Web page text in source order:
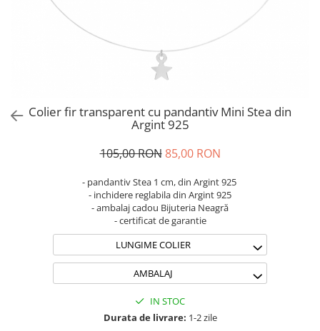
Coliere Transparente cu Stea
Coliere Transparente cu Soare
Coliere Transparente cu Semilună
Coliere Transparente cu Zodii
Coliere Transparente cu Flori
Coliere Transparente cu Molecule
Coliere Transparente cu Pietre
Coliere Transparente Diverse
Lănțișoare cu Inimioare
Lănțișoare cu Cruce
Lănțișoare cu Stea
Lănțișoare cu Semilună
Brățări din Argint cu pietre
semiprețioase
Brățări elastice cu pietre
Colier fir transparent cu pandantiv Mini Stea din
Argint 925
105,00 RON 85,00 RON
- pandantiv Stea 1 cm, din Argint 925
- inchidere reglabila din Argint 925
- ambalaj cadou Bijuteria Neagră
- certificat de garantie
LUNGIME COLIER
AMBALAJ
IN STOC
Durata de livrare: 1-2 zile